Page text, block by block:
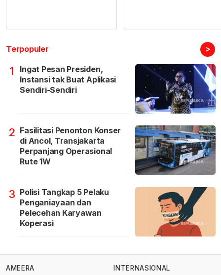
Terpopuler >
1
Ingat Pesan Presiden,
Instansi tak Buat Aplikasi
Sendiri-Sendiri
2 Fasilitasi Penonton Konser
di Ancol, Transjakarta
Perpanjang Operasional
Rute 1W
3 Polisi Tangkap 5 Pelaku
Penganiayaan dan
Pelecehan Karyawan
Koperasi
AMEERA INTERNASIONAL